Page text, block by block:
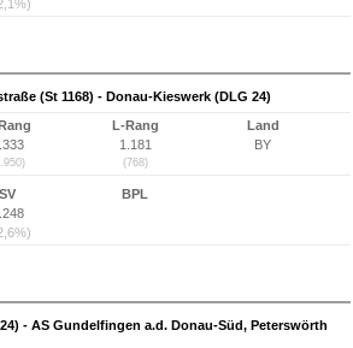
(St 1168) - Donau-Kieswerk (DLG 24)
L-Rang
1.181
(768)
Land
BY
SV
BPL
- AS Gundelfingen a.d. Donau-Süd, Peterswörth